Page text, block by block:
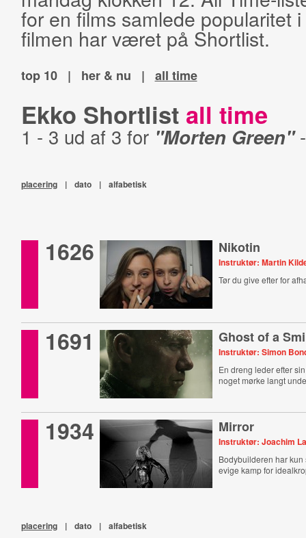
for en films samlede popularitet
filmen har været på Shortlist.
top 10 | her & nu | all time
Ekko Shortlist all time
1 - 3 ud af 3 for "Morten Green"
placering | dato | alfabetisk
1626 Nikotin
Instruktør: Martin
Tør du give efter for
1691 Ghost of a
Instruktør: Simon
En dreng leder efter
noget mørke langt
1934 Mirror
Instruktør: Joachim
Bodybuilderen har
evige kamp for
placering | dato | alfabetisk